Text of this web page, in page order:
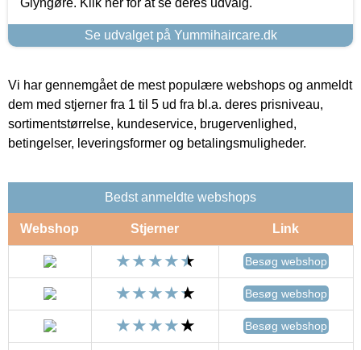
Se udvalget på Yummihaircare.dk
Vi har gennemgået de mest populære webshops og anmeldt
dem med stjerner fra 1 til 5 ud fra bl.a. deres prisniveau,
sortimentstørrelse, kundeservice, brugervenlighed,
betingelser, leveringsformer og betalingsmuligheder.
Bedst anmeldte webshops
Webshop Stjerner Link
Besøg webshop
Besøg webshop
Besøg webshop